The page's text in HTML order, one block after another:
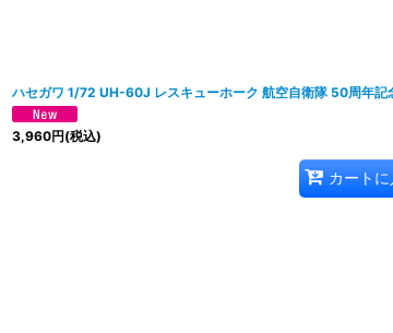
ハセガワ 1/72 UH-60J レスキューホーク 航空自衛隊 50周年記
3,960円(税込)
カートに